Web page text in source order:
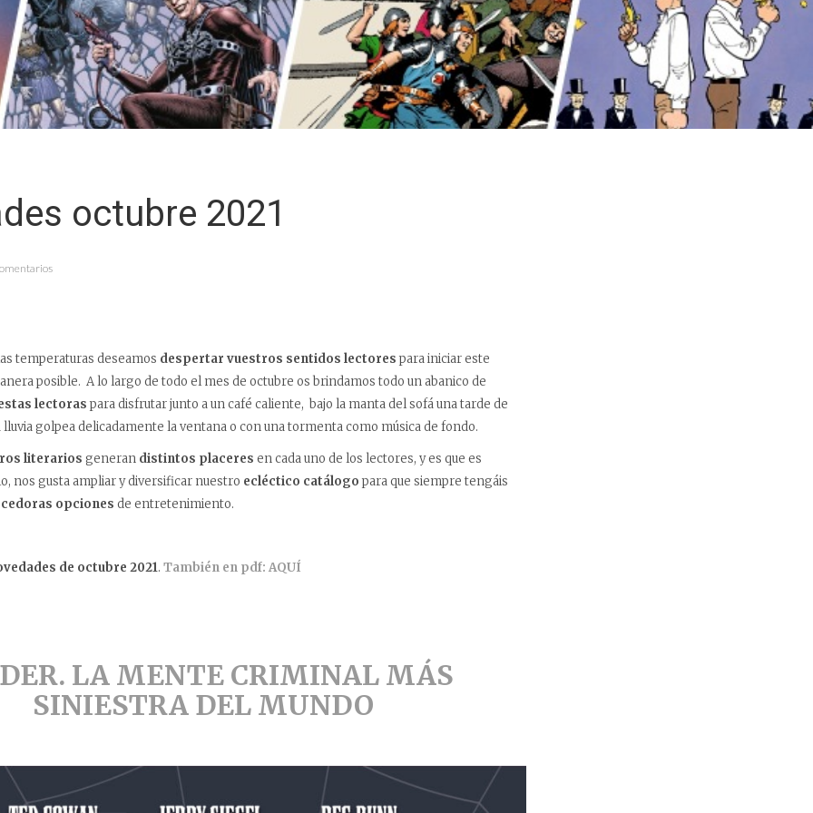
octubre 2021
temperaturas deseamos despertar vuestros sentidos lectores para iniciar este
posible. A lo largo de todo el mes de octubre os brindamos todo un abanico de
lectoras para disfrutar junto a un café caliente, bajo la manta del sofá una tarde de
golpea delicadamente la ventana o con una tormenta como música de fondo.
literarios generan distintos placeres en cada uno de los lectores, y es que es
nos gusta ampliar y diversificar nuestro ecléctico catálogo para que siempre tengáis
opciones de entretenimiento.
de octubre 2021. También en pdf: AQUÍ
LA MENTE CRIMINAL MÁS
SINIESTRA DEL MUNDO